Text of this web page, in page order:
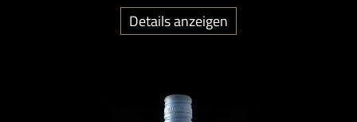
Details anzeigen